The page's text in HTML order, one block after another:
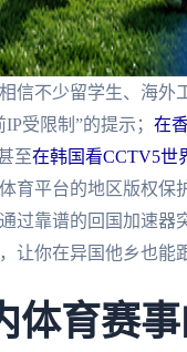
信不少留学生、海外
受限制”的提示； 在
至在韩国看CCTV5世
育平台的地区版权
过靠谱的回国加速
让你在异国他乡也能
体育赛